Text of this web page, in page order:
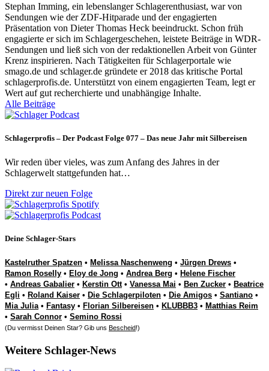
Stephan Imming, ein lebenslanger Schlagerenthusiast, war von
Sendungen wie der ZDF-Hitparade und der engagierten
Präsentation von Dieter Thomas Heck beeindruckt. Schon früh
engagierte er sich im Schlagergeschehen, leistete Beiträge in WDR-
Sendungen und ließ sich von der redaktionellen Arbeit von Günter
Krenz inspirieren. Nach Tätigkeiten für Schlagerportale wie
smago.de und schlager.de gründete er 2018 das kritische Portal
schlagerprofis.de. Unterstützt von einem engagierten Team, legt er
Wert auf gut recherchierte und unabhängige Inhalte.
Alle Beiträge
Schlagerprofis – Der Podcast Folge 077 – Das neue Jahr mit Silbereisen
Wir reden über vieles, was zum Anfang des Jahres in der
Schlagerwelt stattgefunden hat…
Direkt zur neuen Folge
Deine Schlager-Stars
Kastelruther Spatzen • Melissa Naschenweng • Jürgen Drews •
Ramon Roselly • Eloy de Jong • Andrea Berg • Helene Fischer
• Andreas Gabalier • Kerstin Ott• Vanessa Mai • Ben Zucker • Beatrice
Egli • Roland Kaiser • Die Schlagerpiloten • Die Amigos • Santiano •
Mia Julia• Fantasy • Florian Silbereisen • KLUBBB3 • Matthias Reim
• Sarah Connor • Semino Rossi
(Du vermisst Deinen Star? Gib uns Bescheid!)
Weitere Schlager-News